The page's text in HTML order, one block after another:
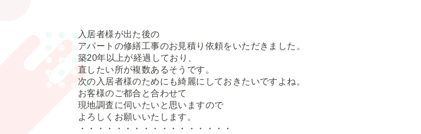
入居者様が出た後の
アパートの修繕工事のお見積り依頼をいただきました。
築20年以上が経過しており、
直したい所が複数あるそうです。
次の入居者様のためにも綺麗にしておきたいですよね。
お客様のご都合と合わせて
現地調査に伺いたいと思いますので
よろしくお願いいたします。
・・・・・・・・・・・・・・・・・